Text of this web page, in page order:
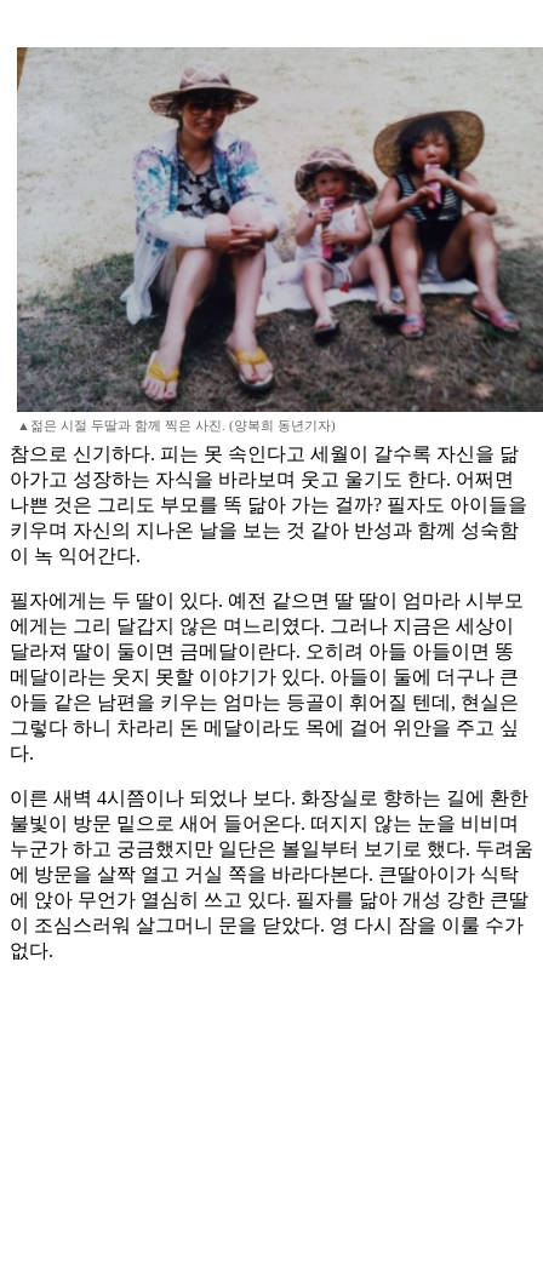
▲젊은 시절 두딸과 함께 찍은 사진. (양복희 동년기자)
참으로 신기하다. 피는 못 속인다고 세월이 갈수록 자신을 닮
아가고 성장하는 자식을 바라보며 웃고 울기도 한다. 어쩌면
나쁜 것은 그리도 부모를 똑 닮아 가는 걸까? 필자도 아이들을
키우며 자신의 지나온 날을 보는 것 같아 반성과 함께 성숙함
이 녹 익어간다.
필자에게는 두 딸이 있다. 예전 같으면 딸 딸이 엄마라 시부모
에게는 그리 달갑지 않은 며느리였다. 그러나 지금은 세상이
달라져 딸이 둘이면 금메달이란다. 오히려 아들 아들이면 똥
메달이라는 웃지 못할 이야기가 있다. 아들이 둘에 더구나 큰
아들 같은 남편을 키우는 엄마는 등골이 휘어질 텐데, 현실은
그렇다 하니 차라리 돈 메달이라도 목에 걸어 위안을 주고 싶
다.
이른 새벽 4시쯤이나 되었나 보다. 화장실로 향하는 길에 환한
불빛이 방문 밑으로 새어 들어온다. 떠지지 않는 눈을 비비며
누군가 하고 궁금했지만 일단은 볼일부터 보기로 했다. 두려움
에 방문을 살짝 열고 거실 쪽을 바라다본다. 큰딸아이가 식탁
에 앉아 무언가 열심히 쓰고 있다. 필자를 닮아 개성 강한 큰딸
이 조심스러워 살그머니 문을 닫았다. 영 다시 잠을 이룰 수가
없다.